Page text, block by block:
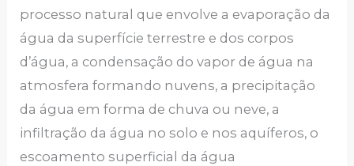
processo natural que envolve a evaporação da
água da superfície terrestre e dos corpos
d’água, a condensação do vapor de água na
atmosfera formando nuvens, a precipitação
da água em forma de chuva ou neve, a
infiltração da água no solo e nos aquíferos, o
escoamento superficial da água